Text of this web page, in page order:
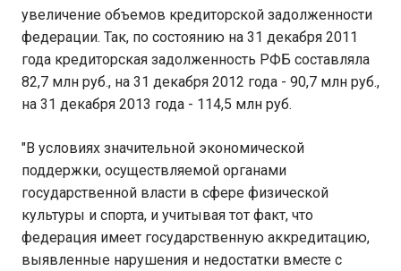
увеличение объемов кредиторской задолженности
федерации. Так, по состоянию на 31 декабря 2011
года кредиторская задолженность РФБ составляла
82,7 млн руб., на 31 декабря 2012 года - 90,7 млн руб.,
на 31 декабря 2013 года - 114,5 млн руб.
"В условиях значительной экономической
поддержки, осуществляемой органами
государственной власти в сфере физической
культуры и спорта, и учитывая тот факт, что
федерация имеет государственную аккредитацию,
выявленные нарушения и недостатки вместе с